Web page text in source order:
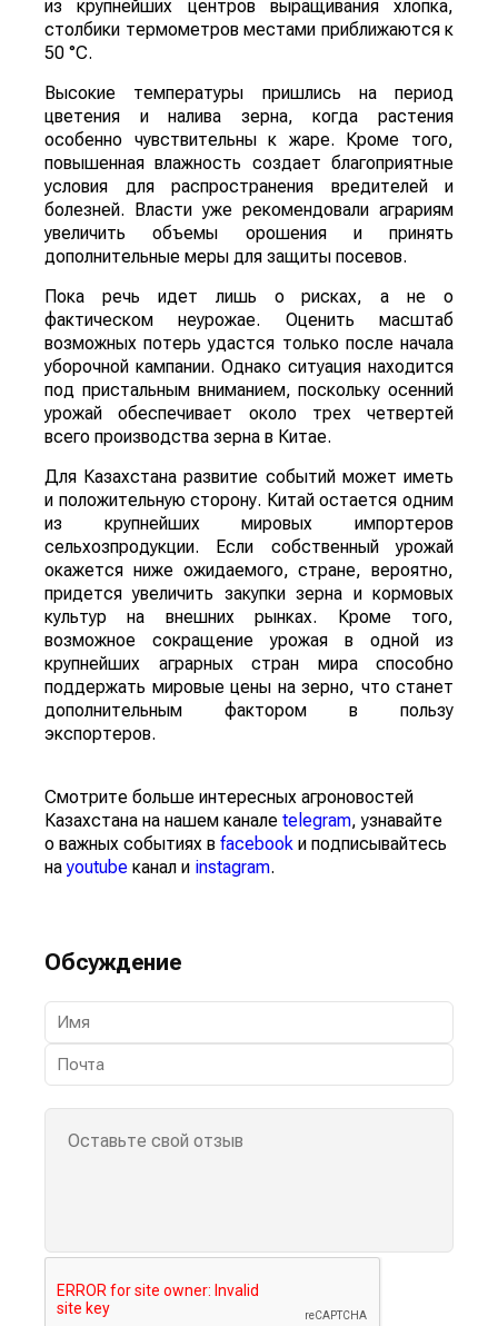
из крупнейших центров выращивания хлопка,
столбики термометров местами приближаются к
50 °C.
Высокие температуры пришлись на период
цветения и налива зерна, когда растения
особенно чувствительны к жаре. Кроме того,
повышенная влажность создает благоприятные
условия для распространения вредителей и
болезней. Власти уже рекомендовали аграриям
увеличить объемы орошения и принять
дополнительные меры для защиты посевов.
Пока речь идет лишь о рисках, а не о
фактическом неурожае. Оценить масштаб
возможных потерь удастся только после начала
уборочной кампании. Однако ситуация находится
под пристальным вниманием, поскольку осенний
урожай обеспечивает около трех четвертей
всего производства зерна в Китае.
Для Казахстана развитие событий может иметь
и положительную сторону. Китай остается одним
из крупнейших мировых импортеров
сельхозпродукции. Если собственный урожай
окажется ниже ожидаемого, стране, вероятно,
придется увеличить закупки зерна и кормовых
культур на внешних рынках. Кроме того,
возможное сокращение урожая в одной из
крупнейших аграрных стран мира способно
поддержать мировые цены на зерно, что станет
дополнительным фактором в пользу
экспортеров.
Смотрите больше интересных агроновостей
Казахстана на нашем канале telegram, узнавайте
о важных событиях в facebook и подписывайтесь
наyoutube канал и instagram.
Обсуждение